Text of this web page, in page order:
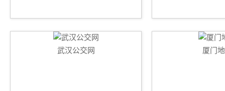
武汉公交网 厦门